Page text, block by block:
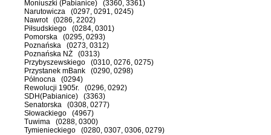
Moniuszki (Pabianice) (3360, 3361)
Narutowicza (0297, 0291, 0245)
Nawrot (0286, 2202)
Piłsudskiego (0284, 0301)
Pomorska (0295, 0293)
Poznańska (0273, 0312)
Poznańska NŻ (0313)
Przybyszewskiego (0310, 0276, 0275)
Przystanek mBank (0290, 0298)
Północna (0294)
Rewolucji 1905r. (0296, 0292)
SDH(Pabianice) (3363)
Senatorska (0308, 0277)
Słowackiego (4967)
Tuwima (0288, 0300)
Tymienieckiego (0280, 0307, 0306, 0279)